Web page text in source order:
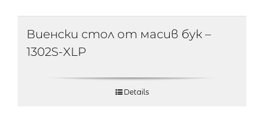
Виенски стол от масив бук –
1302S-XLP
Details